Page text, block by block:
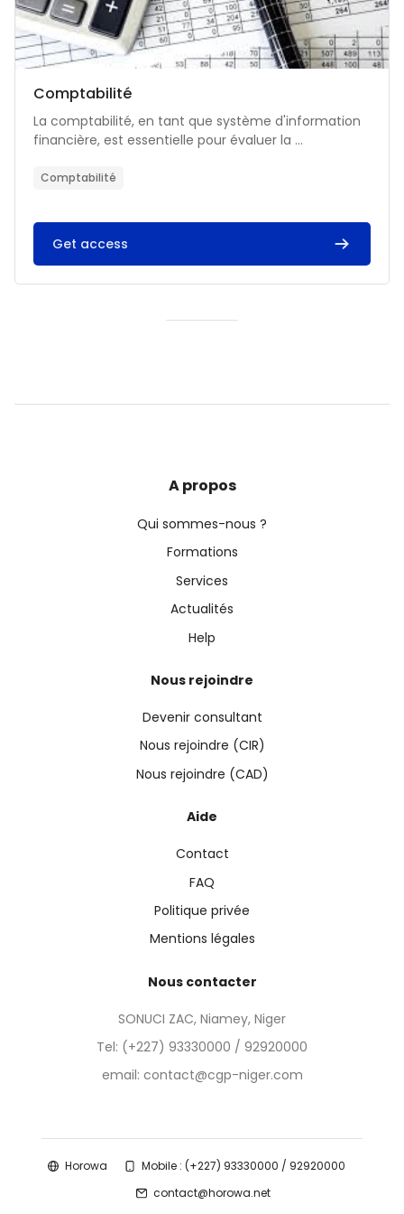
Catégorie de cours
Nom du cours
Comptabilité
Résumé du cours :
La comptabilité, en tant que système d'information
financière, est essentielle pour évaluer la ...
Comptabilité
Get access
A propos
Qui sommes-nous ?
Formations
Services
Actualités
Help
Nous rejoindre
Devenir consultant
Nous rejoindre (CIR)
Nous rejoindre (CAD)
Aide
Contact
FAQ
Politique privée
Mentions légales
Nous contacter
SONUCI ZAC, Niamey, Niger
Tel: (+227) 93330000 / 92920000
email: contact@cgp-niger.com
Horowa
Mobile : (+227) 93330000 / 92920000
contact@horowa.net